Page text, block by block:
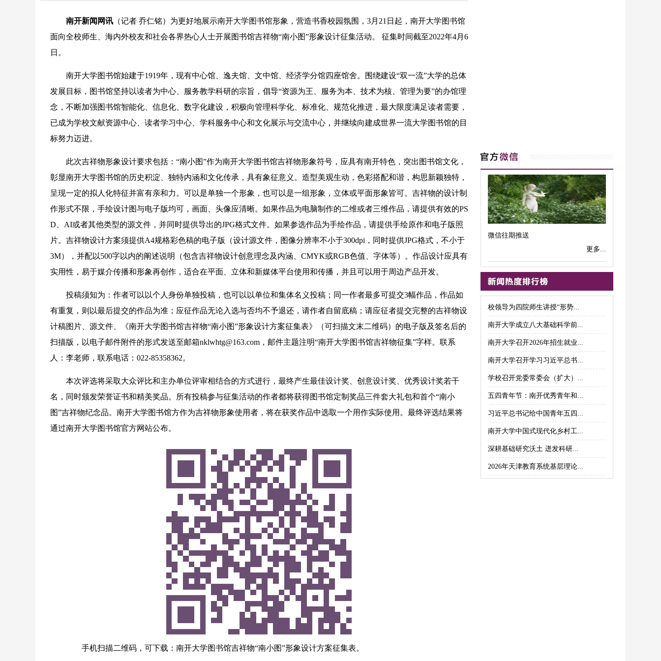
南开新闻网讯 （记者 乔仁铭）为更好地展示南开大学图书馆形象，营造书香校园氛围，3月21日起，南开大学图书馆
面向全校师生、海内外校友和社会各界热心人士开展图书馆吉祥物“南小图”形象设计征集活动。 征集时间截至2022年4月6
日。
南开大学图书馆始建于1919年，现有中心馆、逸夫馆、文中馆、经济学分馆四座馆舍。围绕建设“双一流”大学的总体
发展目标，图书馆坚持以读者为中心、服务教学科研的宗旨，倡导“资源为王、服务为本、技术为核、管理为要”的办馆理
念，不断加强图书馆智能化、信息化、数字化建设，积极向管理科学化、标准化、规范化推进，最大限度满足读者需要，
已成为学校文献资源中心、读者学习中心、学科服务中心和文化展示与交流中心，并继续向建成世界一流大学图书馆的目
标努力迈进。
此次吉祥物形象设计要求包括：“南小图”作为南开大学图书馆吉祥物形象符号，应具有南开特色，突出图书馆文化，
彰显南开大学图书馆的历史积淀、独特内涵和文化传承，具有象征意义。造型美观生动，色彩搭配和谐，构思新颖独特，
呈现一定的拟人化特征并富有亲和力。可以是单独一个形象，也可以是一组形象，立体或平面形象皆可。吉祥物的设计制
作形式不限，手绘设计图与电子版均可，画面、头像应清晰。如果作品为电脑制作的二维或者三维作品，请提供有效的PS
D、AI或者其他类型的源文件，并同时提供导出的JPG格式文件。如果参选作品为手绘作品，请提供手绘原作和电子版照
片。吉祥物设计方案须提供A4规格彩色稿的电子版（设计源文件，图像分辨率不小于300dpi，同时提供JPG格式，不小于
3M），并配以500字以内的阐述说明（包含吉祥物设计创意理念及内涵、CMYK或RGB色值、字体等）。作品设计应具有
实用性，易于媒介传播和形象再创作，适合在平面、立体和新媒体平台使用和传播，并且可以用于周边产品开发。
投稿须知为：作者可以以个人身份单独投稿，也可以以单位和集体名义投稿；同一作者最多可提交3幅作品，作品如
有重复，则以最后提交的作品为准；应征作品无论入选与否均不予退还，请作者自留底稿；请应征者提交完整的吉祥物设
计稿图片、源文件、《南开大学图书馆吉祥物“南小图”形象设计方案征集表》（可扫描文末二维码）的电子版及签名后的
扫描版，以电子邮件附件的形式发送至邮箱nklwhtg@163.com，邮件主题注明“南开大学图书馆吉祥物征集”字样。联系
人：李老师，联系电话：022-85358362。
本次评选将采取大众评比和主办单位评审相结合的方式进行，最终产生最佳设计奖、创意设计奖、优秀设计奖若干
名，同时颁发荣誉证书和精美奖品。所有投稿参与征集活动的作者都将获得图书馆定制奖品三件套大礼包和首个“南小
图”吉祥物纪念品。南开大学图书馆方作为吉祥物形象使用者，将在获奖作品中选取一个用作实际使用。最终评选结果将
通过南开大学图书馆官方网站公布。
手机扫描二维码，可下载：南开大学图书馆吉祥物“南小图”形象设计方案征集表。
微信往期推送
更多...
校领导为四院师生讲授“形势...
南开大学成立八大基础科学前...
南开大学召开2026年招生就业...
南开大学召开学习习近平总书...
学校召开党委常委会（扩大）...
五四青年节：南开优秀青年和...
习近平总书记给中国青年五四...
南开大学中国式现代化乡村工...
深耕基础研究沃土 迸发科研...
2026年天津教育系统基层理论...